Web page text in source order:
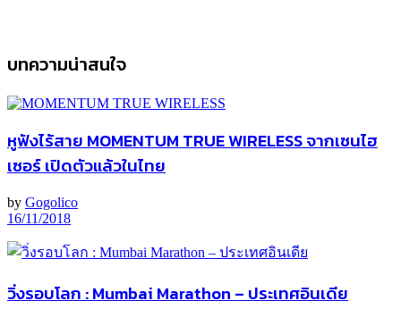
บทความน่าสนใจ
หูฟังไร้สาย MOMENTUM TRUE WIRELESS จากเซนไฮ
เซอร์ เปิดตัวแล้วในไทย
by Gogolico
16/11/2018
วิ่งรอบโลก : Mumbai Marathon – ประเทศอินเดีย